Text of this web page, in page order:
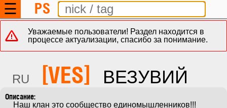
☰ PS
Уважаемые пользователи! Раздел находится в
процессе актуализации, спасибо за понимание.
RU [VES] ВЕЗУВИЙ